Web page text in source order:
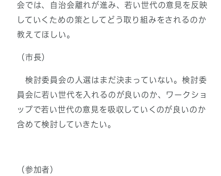
会では、自治会離れが進み、若い世代の意見を反映
していくための策としてどう取り組みをされるのか
教えてほしい。
（市長）
検討委員会の人選はまだ決まっていない。検討委
員会に若い世代を入れるのが良いのか、ワークショ
ップで若い世代の意見を吸収していくのが良いのか
含めて検討していきたい。
（参加者）